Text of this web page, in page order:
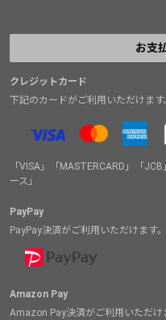
お支
クレジットカード
下記のカードがご利用いただけます
「VISA」「MASTERCARD」「
ース」
PayPay
PayPay決済がご利用いただけます。
Amazon Pay
Amazon Pay決済がご利用いただけ